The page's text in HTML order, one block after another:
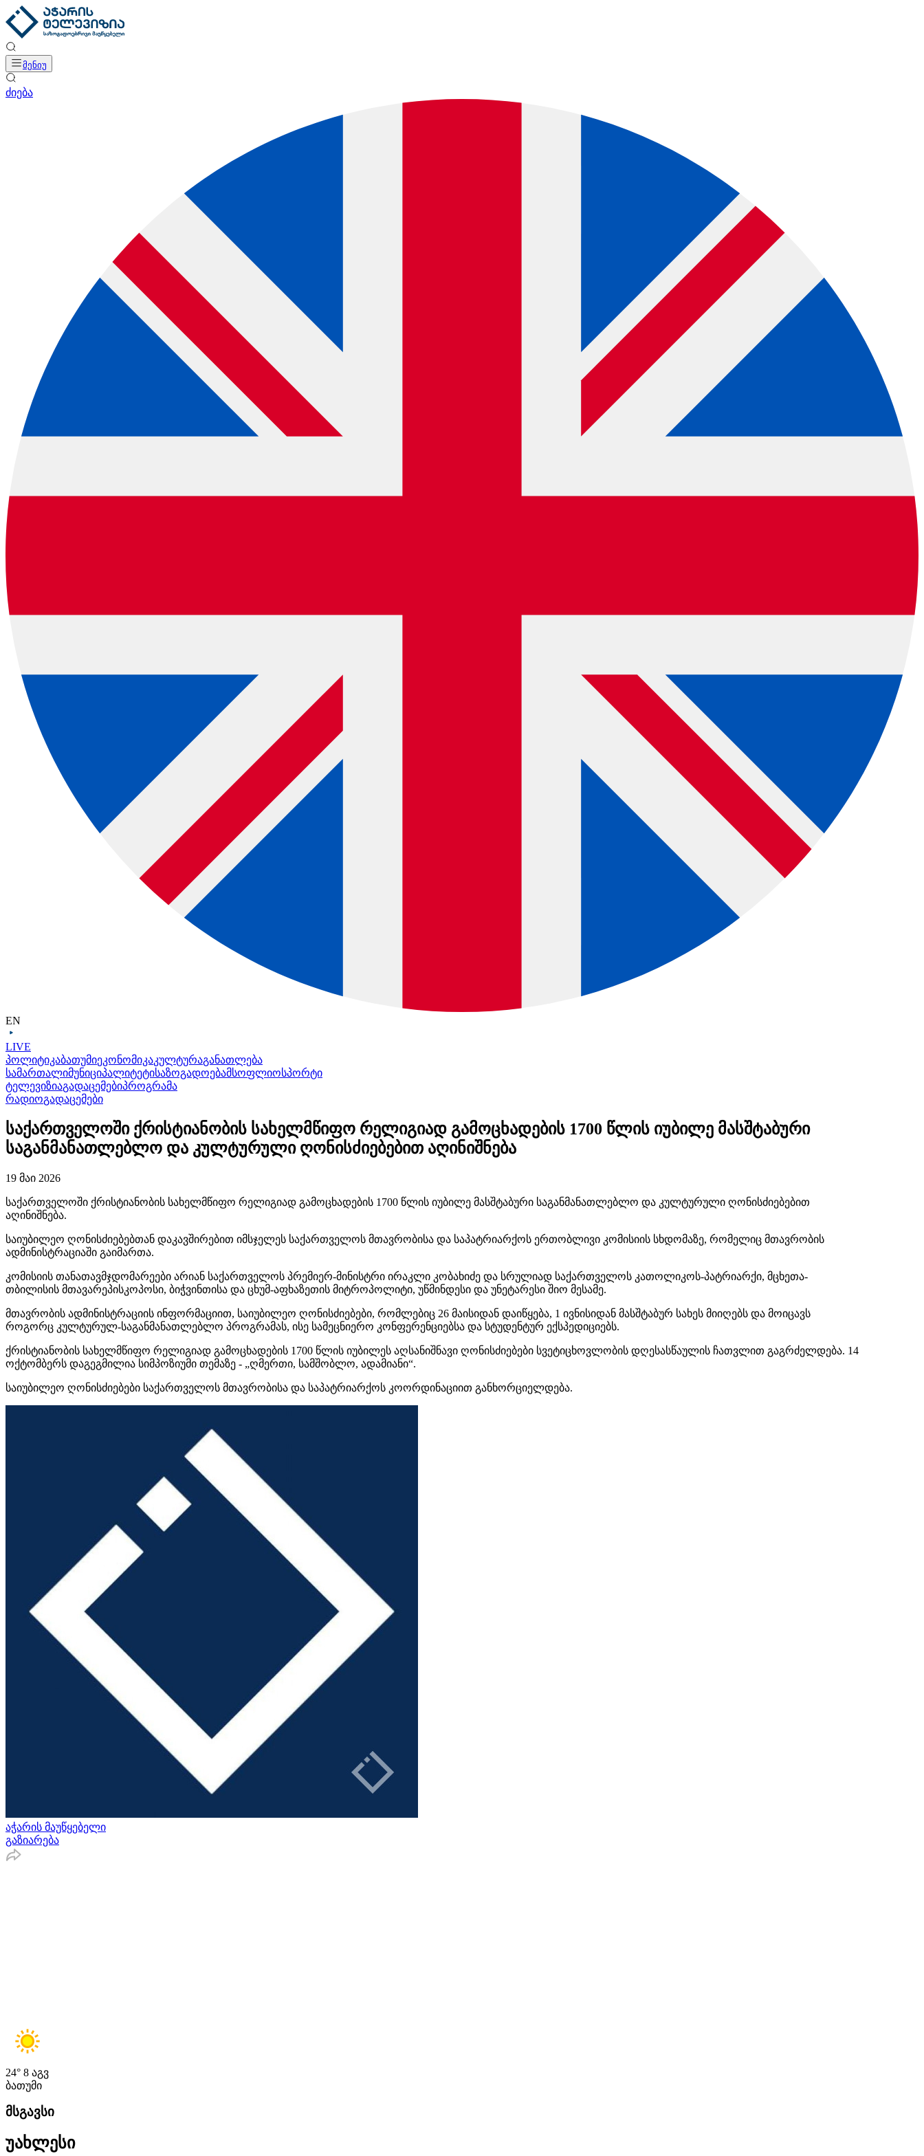
მენიუ
ძიება
EN
LIVE
პოლიტიკაბათუმიეკონომიკაკულტურაგანათლება
სამართალიმუნიციპალიტეტისაზოგადოებამსოფლიოსპორტი
ტელევიზიაგადაცემებიპროგრამა
რადიოგადაცემები
საქართველოში ქრისტიანობის სახელმწიფო რელიგიად გამოცხადების 1700 წლის იუბილე მასშტაბური
საგანმანათლებლო და კულტურული ღონისძიებებით აღინიშნება
19 მაი 2026
საქართველოში ქრისტიანობის სახელმწიფო რელიგიად გამოცხადების 1700 წლის იუბილე მასშტაბური საგანმანათლებლო და კულტურული ღონისძიებებით
აღინიშნება.
საიუბილეო ღონისძიებებთან დაკავშირებით იმსჯელეს საქართველოს მთავრობისა და საპატრიარქოს ერთობლივი კომისიის სხდომაზე, რომელიც მთავრობის
ადმინისტრაციაში გაიმართა.
კომისიის თანათავმჯდომარეები არიან საქართველოს პრემიერ-მინისტრი ირაკლი კობახიძე და სრულიად საქართველოს კათოლიკოს-პატრიარქი, მცხეთა-
თბილისის მთავარეპისკოპოსი, ბიჭვინთისა და ცხუმ-აფხაზეთის მიტროპოლიტი, უწმინდესი და უნეტარესი შიო მესამე.
მთავრობის ადმინისტრაციის ინფორმაციით, საიუბილეო ღონისძიებები, რომლებიც 26 მაისიდან დაიწყება, 1 ივნისიდან მასშტაბურ სახეს მიიღებს და მოიცავს
როგორც კულტურულ-საგანმანათლებლო პროგრამას, ისე სამეცნიერო კონფერენციებსა და სტუდენტურ ექსპედიციებს.
ქრისტიანობის სახელმწიფო რელიგიად გამოცხადების 1700 წლის იუბილეს აღსანიშნავი ღონისძიებები სვეტიცხოვლობის დღესასწაულის ჩათვლით გაგრძელდება. 14
ოქტომბერს დაგეგმილია სიმპოზიუმი თემაზე - „ღმერთი, სამშობლო, ადამიანი“.
საიუბილეო ღონისძიებები საქართველოს მთავრობისა და საპატრიარქოს კოორდინაციით განხორციელდება.
აჭარის მაუწყებელი
გაზიარება
24° 8 აგვ
ბათუმი
მსგავსი
უახლესი